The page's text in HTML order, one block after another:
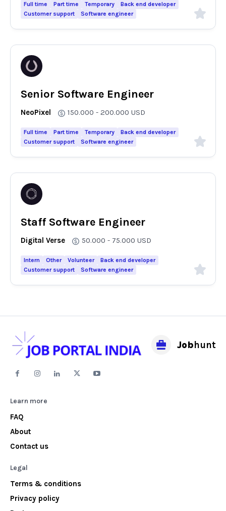
Full time Part time Temporary
Back end developer
Customer support
Software engineer
Senior Software Engineer
NeoPixel 150.000 - 200.000 USD
Full time Part time Temporary
Back end developer
Customer support
Software engineer
Staff Software Engineer
Digital Verse 50.000 - 75.000 USD
Intern Other Volunteer
Back end developer
Customer support
Software engineer
Learn more
FAQ
About
Contact us
Legal
Terms & conditions
Privacy policy
Job hunt